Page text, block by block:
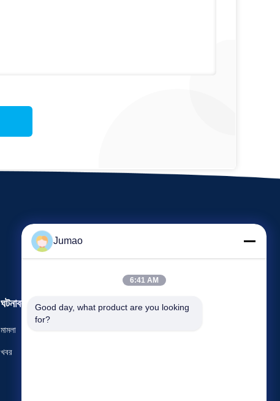
ঘটনাবলী
মামলা
খবর
অনুরোধ একটি উদ্ধৃতি
Jumao
6:41 AM
Good day, what product are you looking
for?